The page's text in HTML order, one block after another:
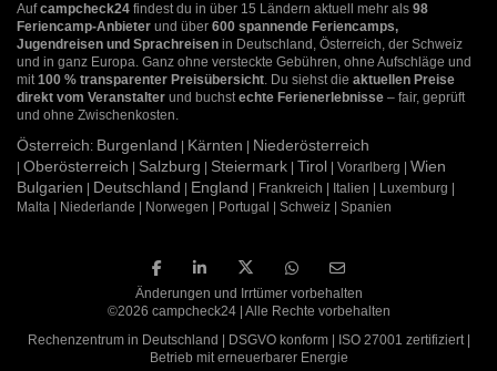
Aufcampcheck24 findest du in über 15 Ländern aktuell mehr als 98
Feriencamp-Anbieter und über 600 spannende Feriencamps,
Jugendreisen und Sprachreisen in Deutschland, Österreich, der Schweiz
und in ganz Europa. Ganz ohne versteckte Gebühren, ohne Aufschläge und
mit100 % transparenter Preisübersicht. Du siehst die aktuellen Preise
direkt vom Veranstalter und buchstechte Ferienerlebnisse – fair, geprüft
und ohne Zwischenkosten.
Österreich: Burgenland Kärnten Niederösterreich
Oberösterreich Salzburg Steiermark Tirol | Vorarlberg | Wien
Bulgarien
Deutschland England | Frankreich | Italien | Luxemburg |
Malta | Niederlande | Norwegen | Portugal | Schweiz | Spanien
Änderungen und Irrtümer vorbehalten
©2026 campcheck24 | Alle Rechte vorbehalten
Rechenzentrum in Deutschland | DSGVO konform | ISO 27001 zertifiziert |
Betrieb mit erneuerbarer Energie